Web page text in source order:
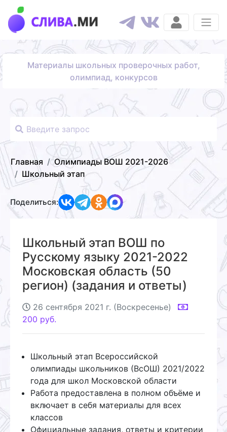
Материалы школьных проверочных работ,
олимпиад, конкурсов
Главная
Олимпиады ВОШ 2021-2026
Школьный этап
Поделиться:
Школьный этап ВОШ по
Русскому языку 2021-2022
Московская область (50
регион) (задания и ответы)
26 сентября 2021 г. (Воскресенье)
200 руб.
Школьный этап Всероссийской
олимпиады школьников (ВсОШ) 2021/2022
года для школ Московской области
Работа предоставлена в полном объёме и
включает в себя материалы для всех
классов
Официальные задания, ответы и критерии